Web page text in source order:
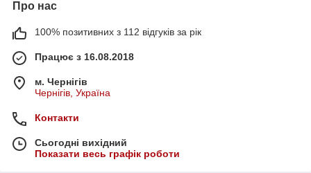
Про нас
100% позитивних з 112 відгуків за рік
Працює з 16.08.2018
м. Чернігів
Чернігів, Україна
Контакти
Сьогодні вихідний
Показати весь графік роботи